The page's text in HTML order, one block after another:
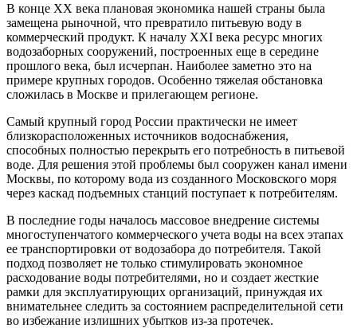
В конце XX века плановая экономика нашей страны была
замещена рыночной, что превратило питьевую воду в
коммерческий продукт. К началу XXI века ресурс многих
водозаборных сооружений, построенных еще в середине
прошлого века, был исчерпан. Наиболее заметно это на
примере крупных городов. Особенно тяжелая обстановка
сложилась в Москве и прилегающем регионе.
Самый крупный город России практически не имеет
близкорасположенных источников водоснабжения,
способных полностью перекрыть его потребность в питьевой
воде. Для решения этой проблемы был сооружен канал имени
Москвы, по которому вода из созданного Московского моря
через каскад подъемных станций поступает к потребителям.
В последние годы началось массовое внедрение системы
многоступенчатого коммерческого учета воды на всех этапах
ее транспортировки от водозабора до потребителя. Такой
подход позволяет не только стимулировать экономное
расходование воды потребителями, но и создает жесткие
рамки для эксплуатирующих организаций, принуждая их
внимательнее следить за состоянием распределительной сети
во избежание излишних убытков из-за протечек.